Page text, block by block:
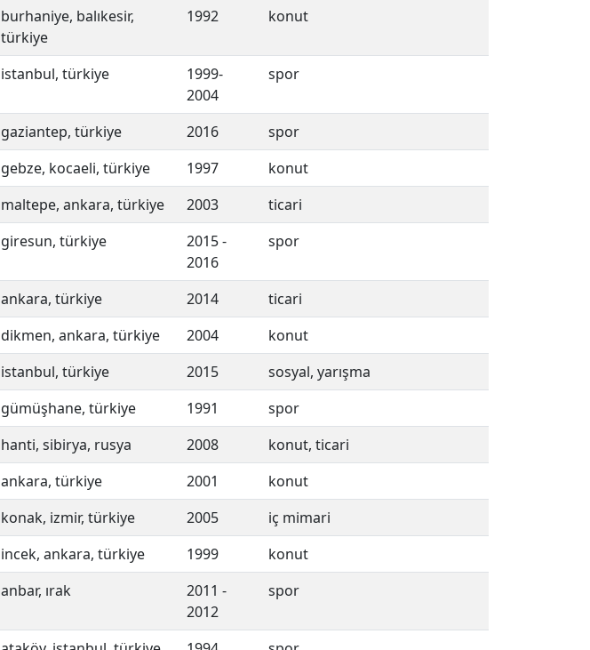
burhaniye, balıkesir,
türkiye
1992 konut
istanbul, türkiye
1999-
2004
spor
gaziantep, türkiye 2016
spor
gebze, kocaeli, türkiye 1997
konut
maltepe, ankara, türkiye 2003
ticari
giresun, türkiye
2015 -
2016
spor
ankara, türkiye 2014
ticari
dikmen, ankara, türkiye 2004
konut
istanbul, türkiye 2015
sosyal, yarışma
gümüşhane, türkiye 1991
spor
hanti, sibirya, rusya 2008
konut, ticari
ankara, türkiye 2001
konut
konak, izmir, türkiye 2005
iç mimari
incek, ankara, türkiye 1999
konut
anbar, ırak
2011 -
2012
spor